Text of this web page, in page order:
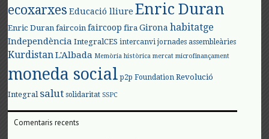
ecoxarxes Educació lliure Enric Duran
Enric Duran faircoin faircoop fira Girona habitatge
Independència IntegralCES intercanvi jornades assembleàries
KurdistanL'Albada Memòria històrica mercat microfinançament
moneda social p2p Foundation Revolució
Integral salut solidaritat SSPC
Comentaris recents